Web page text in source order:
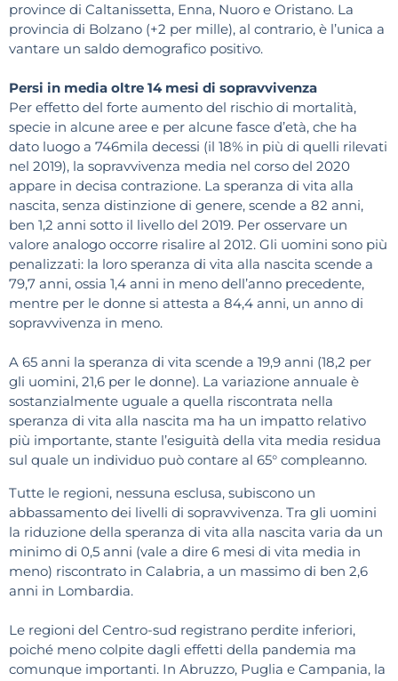
province di Caltanissetta, Enna, Nuoro e Oristano. La
provincia di Bolzano (+2 per mille), al contrario, è l’unica a
vantare un saldo demografico positivo.
Persi in media oltre 14 mesi di sopravvivenza
Per effetto del forte aumento del rischio di mortalità,
specie in alcune aree e per alcune fasce d’età, che ha
dato luogo a 746mila decessi (il 18% in più di quelli rilevati
nel 2019), la sopravvivenza media nel corso del 2020
appare in decisa contrazione. La speranza di vita alla
nascita, senza distinzione di genere, scende a 82 anni,
ben 1,2 anni sotto il livello del 2019. Per osservare un
valore analogo occorre risalire al 2012. Gli uomini sono più
penalizzati: la loro speranza di vita alla nascita scende a
79,7 anni, ossia 1,4 anni in meno dell’anno precedente,
mentre per le donne si attesta a 84,4 anni, un anno di
sopravvivenza in meno.
A 65 anni la speranza di vita scende a 19,9 anni (18,2 per
gli uomini, 21,6 per le donne). La variazione annuale è
sostanzialmente uguale a quella riscontrata nella
speranza di vita alla nascita ma ha un impatto relativo
più importante, stante l’esiguità della vita media residua
sul quale un individuo può contare al 65° compleanno.
Tutte le regioni, nessuna esclusa, subiscono un
abbassamento dei livelli di sopravvivenza. Tra gli uomini
la riduzione della speranza di vita alla nascita varia da un
minimo di 0,5 anni (vale a dire 6 mesi di vita media in
meno) riscontrato in Calabria, a un massimo di ben 2,6
anni in Lombardia.
Le regioni del Centro-sud registrano perdite inferiori,
poiché meno colpite dagli effetti della pandemia ma
comunque importanti. In Abruzzo, Puglia e Campania, la